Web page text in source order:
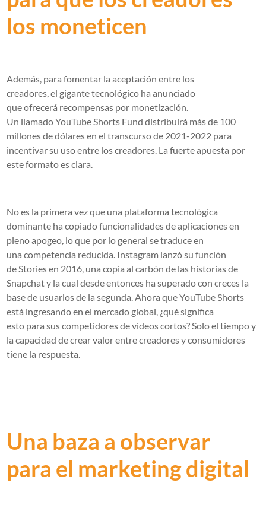
los moneticen
Además, para fomentar la aceptación entre los
creadores, el gigante tecnológico ha anunciado
que ofrecerá recompensas por monetización
Un llamado YouTube Shorts Fund distribuirá más de 100
millones de dólares en el transcurso de 2021-2022 para
incentivar su uso entre los creadores. La fuerte apuesta por
este formato es clara.
No es la primera vez que una plataforma tecnológica
dominante ha copiado funcionalidades de aplicaciones en
pleno apogeo, lo que por lo general se traduce en
unacompetencia reducida . Instagram lanzó su función
de Stories en 2016, una copia al carbón de las historias de
Snapchat y la cual desde entonces ha superado con creces la
base de usuarios de la segunda. Ahora que YouTube Shorts
está ingresando en el mercado global, ¿qué significa
esto para sus competidores de videos cortos? Solo el tiempo y
la capacidad de crear valor entre creadores y consumidores
tiene la respuesta.
Una baza a observar
para el marketing digital